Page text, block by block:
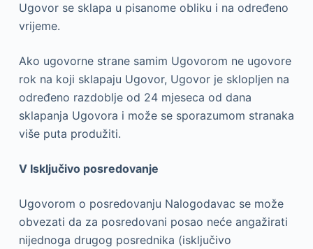
Ugovor se sklapa u pisanome obliku i na određeno
vrijeme.
Ako ugovorne strane samim Ugovorom ne ugovore
rok na koji sklapaju Ugovor, Ugovor je sklopljen na
određeno razdoblje od 24 mjeseca od dana
sklapanja Ugovora i može se sporazumom stranaka
više puta produžiti.
V Isključivo posredovanje
Ugovorom o posredovanju Nalogodavac se može
obvezati da za posredovani posao neće angažirati
nijednoga drugog posrednika (isključivo